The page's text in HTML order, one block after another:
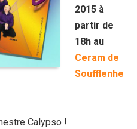
2015 à
partir de
18h au
Ceram de
Soufflenhe
Calypso !